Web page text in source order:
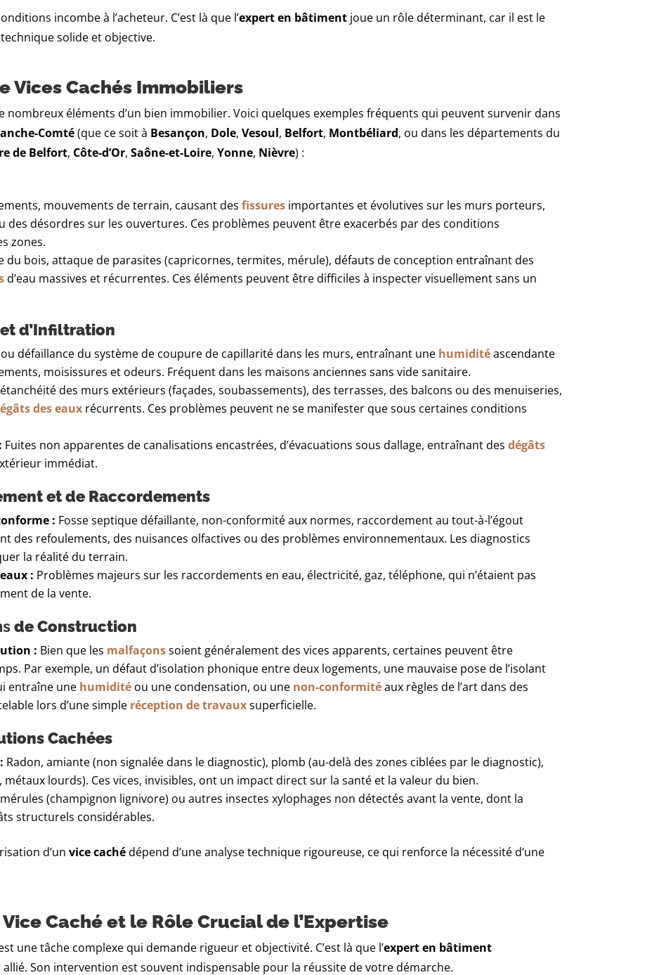
incombe à l’acheteur. C’est là que l’expert en bâtiment joue un rôle déterminant, car il est le
solide et objective.
Vices Cachés Immobiliers
nombreux éléments d’un bien immobilier. Voici quelques exemples fréquents qui peuvent survenir dans
Comté(que ce soit à Besançon, Dole,Vesoul, Belfort, Montbéliard, ou dans les départements du
de Belfort, Côte-d’Or,Saône-et-Loire,Yonne, Nièvre) :
mouvements de terrain, causant desfissures importantes et évolutives sur les murs porteurs,
des désordres sur les ouvertures. Ces problèmes peuvent être exacerbés par des conditions
zones.
du bois, attaque de parasites (capricornes, termites, mérule), défauts de conception entraînant des
d’eau massives et récurrentes. Ces éléments peuvent être difficiles à inspecter visuellement sans un
d’Infiltration
défaillance du système de coupure de capillarité dans les murs, entraînant une humiditéascendante
moisissures et odeurs. Fréquent dans les maisons anciennes sans vide sanitaire.
des murs extérieurs (façades, soubassements), des terrasses, des balcons ou des menuiseries,
des eaux récurrents. Ces problèmes peuvent ne se manifester que sous certaines conditions
Fuites non apparentes de canalisations encastrées, d’évacuations sous dallage, entraînant desdégâts
immédiat.
et de Raccordements
: Fosse septique défaillante, non-conformité aux normes, raccordement au tout-à-l’égout
des refoulements, des nuisances olfactives ou des problèmes environnementaux. Les diagnostics
la réalité du terrain.
: Problèmes majeurs sur les raccordements en eau, électricité, gaz, téléphone, qui n’étaient pas
de la vente.
de Construction
: Bien que les malfaçonssoient généralement des vices apparents, certaines peuvent être
Par exemple, un défaut d’isolation phonique entre deux logements, une mauvaise pose de l’isolant
entraîne une humidité ou une condensation, ou une non-conformitéaux règles de l’art dans des
lors d’une simple réception de travauxsuperficielle.
Cachées
Radon, amiante (non signalée dans le diagnostic), plomb (au-delà des zones ciblées par le diagnostic),
lourds). Ces vices, invisibles, ont un impact direct sur la santé et la valeur du bien.
(champignon lignivore) ou autres insectes xylophages non détectés avant la vente, dont la
structurels considérables.
d’unvice cachédépend d’une analyse technique rigoureuse, ce qui renforce la nécessité d’une
Caché et le Rôle Crucial de l’Expertise
une tâche complexe qui demande rigueur et objectivité. C’est là que l’expert en bâtiment
Son intervention est souvent indispensable pour la réussite de votre démarche.